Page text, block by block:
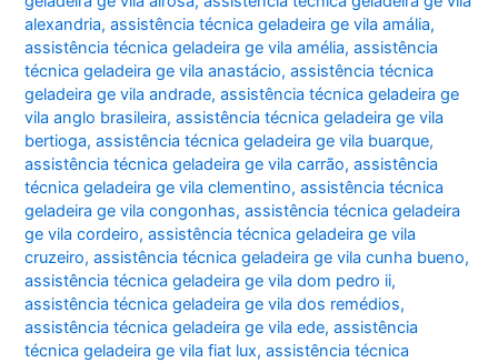
alexandria,assistência técnica geladeira ge vila amália,
assistência técnica geladeira ge vila amélia,assistência
técnica geladeira ge vila anastácio,assistência técnica
geladeira ge vila andrade,assistência técnica geladeira ge
vila anglo brasileira,assistência técnica geladeira ge vila
bertioga,assistência técnica geladeira ge vila buarque,
assistência técnica geladeira ge vila carrão,assistência
técnica geladeira ge vila clementino,assistência técnica
geladeira ge vila congonhas,assistência técnica geladeira
ge vila cordeiro,assistência técnica geladeira ge vila
cruzeiro,assistência técnica geladeira ge vila cunha bueno,
assistência técnica geladeira ge vila dom pedro ii,
assistência técnica geladeira ge vila dos remédios,
assistência técnica geladeira ge vila ede,assistência
técnica geladeira ge vila fiat lux,assistência técnica